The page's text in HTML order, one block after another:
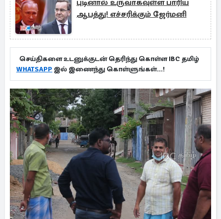
புடினால் உருவாகவுள்ள பாரிய
ஆபத்து! எச்சரிக்கும் ஜேர்மனி
செய்திகளை உடனுக்குடன் தெரிந்து கொள்ள IBC தமிழ்
WHATSAPP இல் இணைந்து கொள்ளுங்கள்...!